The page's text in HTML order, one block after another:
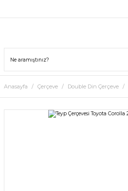
Anasayfa Çerçeve Double Din Çerçeve